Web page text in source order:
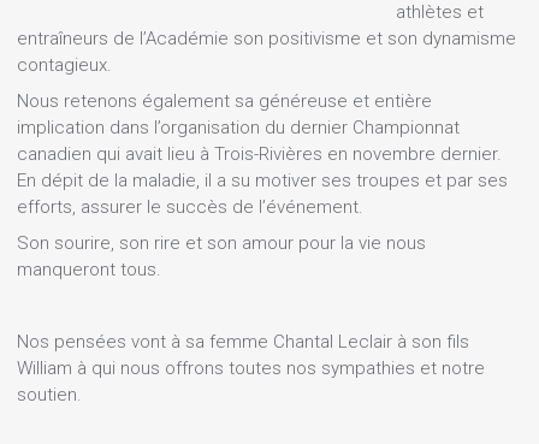
athlètes et
entraîneurs de l’Académie son positivisme et son dynamisme
contagieux.
Nous retenons également sa généreuse et entière
implication dans l’organisation du dernier Championnat
canadien qui avait lieu à Trois-Rivières en novembre dernier.
En dépit de la maladie, il a su motiver ses troupes et par ses
efforts, assurer le succès de l’événement.
Son sourire, son rire et son amour pour la vie nous
manqueront tous.
Nos pensées vont à sa femme Chantal Leclair à son fils
William à qui nous offrons toutes nos sympathies et notre
soutien.